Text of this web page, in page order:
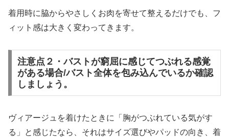
着用時に脇からやさしくお肉を寄せて整えるだけでも、フ
ィット感は大きく変わってきます。
注意点２・バストが窮屈に感じてつぶれる感覚
がある場合/バスト全体を包み込んでいるか確認
しましょう。
ヴィアージュを着けたときに「胸がつぶれている気がす
る」と感じたなら、それはサイズ選びやパッドの向き、着